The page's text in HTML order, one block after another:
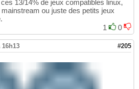
13/14% de jeux compatibles linux,
ou juste des petits jeux
1
0
16h13 #205